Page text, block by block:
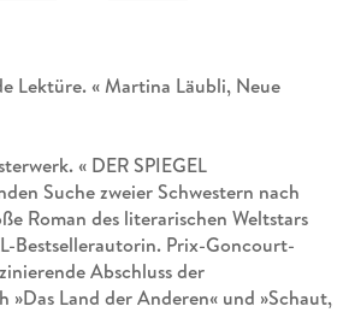
Lektüre. « Martina Läubli, Neue
« DER SPIEGEL
Suche zweier Schwestern nach
Roman des literarischen Weltstars
Bestsellerautorin. Prix-Goncourt-
Abschluss der
»Das Land der Anderen« und »Schaut,